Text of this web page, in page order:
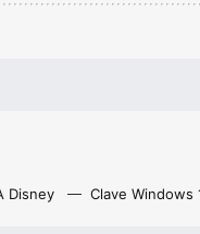
Disney Clave Windows